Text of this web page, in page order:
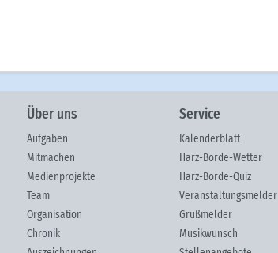
Über uns
Aufgaben
Mitmachen
Medienprojekte
Team
Organisation
Chronik
Service
Kalenderblatt
Harz-Börde-Wetter
Harz-Börde-Quiz
Veranstaltungsmelder
Grußmelder
Musikwunsch